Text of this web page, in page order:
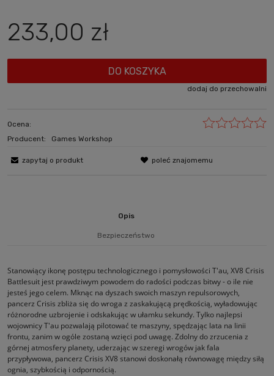
233,00 zł
DO KOSZYKA
dodaj do przechowalni
Ocena:
Producent:
Games Workshop
zapytaj o produkt poleć znajomemu
Opis
Bezpieczeństwo
Stanowiący ikonę postępu technologicznego i pomysłowości T'au, XV8 Crisis
Battlesuit jest prawdziwym powodem do radości podczas bitwy - o ile nie
jesteś jego celem. Mknąc na dyszach swoich maszyn repulsorowych,
pancerz Crisis zbliża się do wroga z zaskakującą prędkością, wyładowując
różnorodne uzbrojenie i odskakując w ułamku sekundy. Tylko najlepsi
wojownicy T'au pozwalają pilotować te maszyny, spędzając lata na linii
frontu, zanim w ogóle zostaną wzięci pod uwagę. Zdolny do zrzucenia z
górnej atmosfery planety, uderzając w szeregi wrogów jak fala
przypływowa, pancerz Crisis XV8 stanowi doskonałą równowagę między siłą
ognia, szybkością i odpornością.